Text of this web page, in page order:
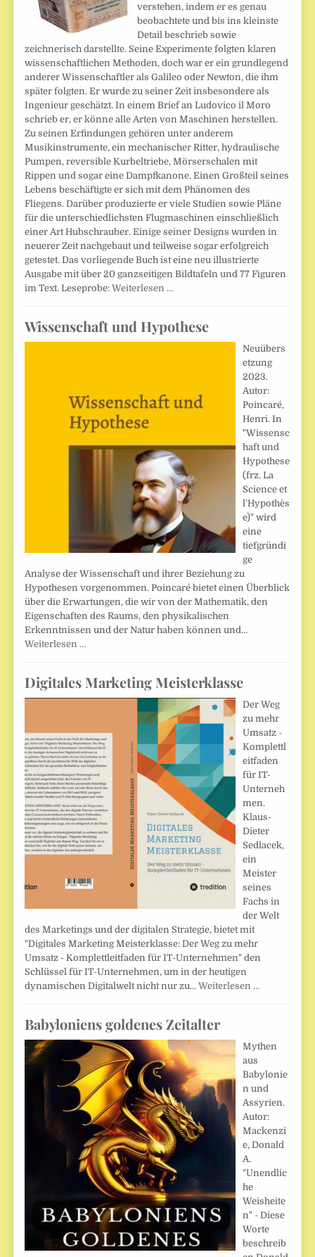
verstehen, indem er es genau
beobachtete und bis ins kleinste
Detail beschrieb sowie
zeichnerisch darstellte. Seine Experimente folgten klaren
wissenschaftlichen Methoden, doch war er ein grundlegend
anderer Wissenschaftler als Galileo oder Newton, die ihm
später folgten. Er wurde zu seiner Zeit insbesondere als
Ingenieur geschätzt. In einem Brief an Ludovico il Moro
schrieb er, er könne alle Arten von Maschinen herstellen.
Zu seinen Erfindungen gehören unter anderem
Musikinstrumente, ein mechanischer Ritter, hydraulische
Pumpen, reversible Kurbeltriebe, Mörserschalen mit
Rippen und sogar eine Dampfkanone. Einen Großteil seines
Lebens beschäftigte er sich mit dem Phänomen des
Fliegens. Darüber produzierte er viele Studien sowie Pläne
für die unterschiedlichsten Flugmaschinen einschließlich
einer Art Hubschrauber. Einige seiner Designs wurden in
neuerer Zeit nachgebaut und teilweise sogar erfolgreich
getestet. Das vorliegende Buch ist eine neu illustrierte
Ausgabe mit über 20 ganzseitigen Bildtafeln und 77 Figuren
im Text. Leseprobe:Weiterlesen …
Wissenschaft und Hypothese
Neuübers
etzung
2023.
Autor:
Poincaré,
Henri. In
"Wissensc
haft und
Hypothese
(frz. La
Science et
l'Hypothès
e)" wird
eine
tiefgründi
ge
Analyse der Wissenschaft und ihrer Beziehung zu
Hypothesen vorgenommen. Poincaré bietet einen Überblick
über die Erwartungen, die wir von der Mathematik, den
Eigenschaften des Raums, den physikalischen
Erkenntnissen und der Natur haben können und…
Weiterlesen …
Digitales Marketing Meisterklasse
Der Weg
zu mehr
Umsatz -
Komplettl
eitfaden
für IT-
Unterneh
men.
Klaus-
Dieter
Sedlacek,
ein
Meister
seines
Fachs in
der Welt
des Marketings und der digitalen Strategie, bietet mit
"Digitales Marketing Meisterklasse: Der Weg zu mehr
Umsatz - Komplettleitfaden für IT-Unternehmen" den
Schlüssel für IT-Unternehmen, um in der heutigen
dynamischen Digitalwelt nicht nur zu…Weiterlesen …
Babyloniens goldenes Zeitalter
Mythen
aus
Babylonie
n und
Assyrien.
Autor:
Mackenzi
e, Donald
A.
"Unendlic
he
Weisheite
n" - Diese
Worte
beschreib